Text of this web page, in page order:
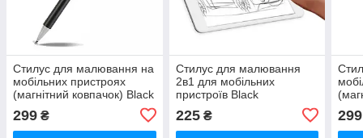
Стилус для малювання на
мобільних пристроях
(магнітний ковпачок) Black
299 ₴
Стилус для малювання
2в1 для мобільних
пристроїв Black
225₴ 299